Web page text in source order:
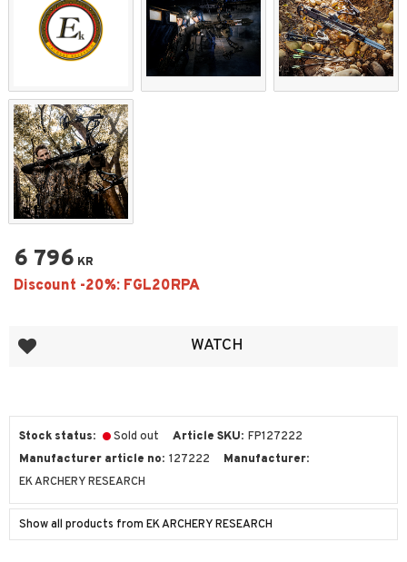
6 796 KR
Add to favorites WATCH
Stock status Sold out Article SKU FP127222
Manufacturer article no 127222
Manufacturer
EK ARCHERY RESEARCH
Show all products from EK ARCHERY RESEARCH